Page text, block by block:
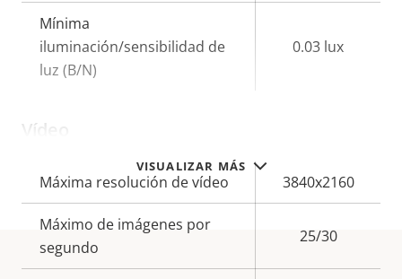
VISUALIZAR MÁS
Mínima
iluminación/sensibilidad de
luz (B/N)
0.03 lux
Vídeo
Descripción
de
propiedad
Valor de
la
propiedad
Máxima resolución de vídeo 3840x2160
Máximo de imágenes por
segundo
25/30